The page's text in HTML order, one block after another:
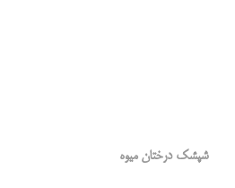
شپشک درختان میوه